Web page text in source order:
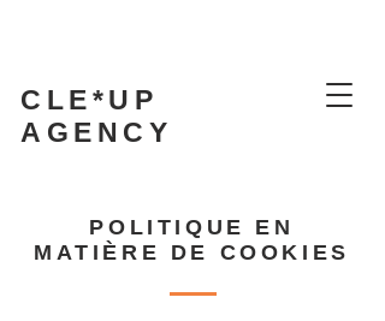
CLE*UP
AGENCY
POLITIQUE EN
MATIÈRE DE COOKIES